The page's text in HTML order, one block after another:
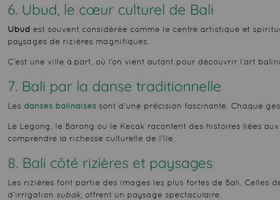
6. Ubud, le cœur culturel de Bali
Ubud est souvent considérée comme le centre artistique et
paysages de rizières magnifiques.
C’est une ville à part, où l’on vient autant pour découvrir l’art
7. Bali par la danse traditionnelle
Les danses balinaises sont d’une précision fascinante. Chaque
Le Legong, le Barong ou le Kecak racontent des histoires liées
comprendre la richesse culturelle de l’île.
8. Bali côté rizières et paysages
Les rizières font partie des images les plus fortes de Bali. Celles
d’irrigation subak, offrent un paysage spectaculaire.